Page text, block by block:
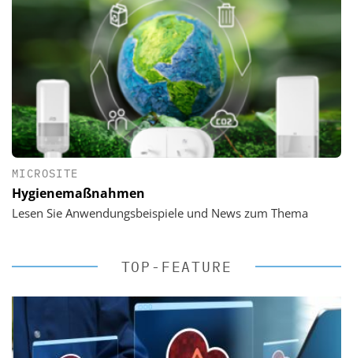
MICROSITE
Hygienemaßnahmen
Lesen Sie Anwendungsbeispiele und News zum Thema
TOP-FEATURE